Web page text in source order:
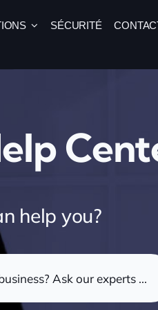
SÉCURITÉ
help you?